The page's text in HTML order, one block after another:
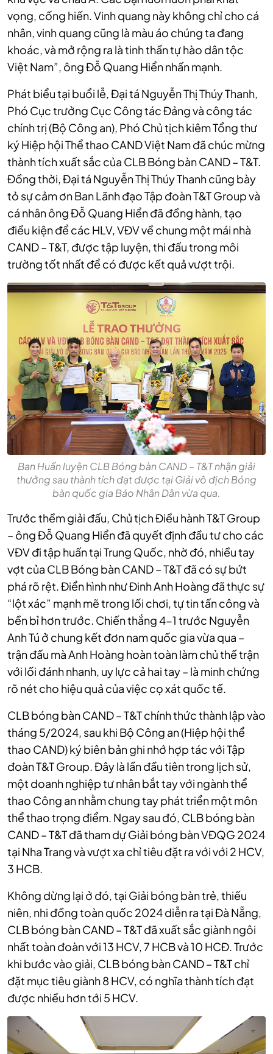
vọng, cống hiến. Vinh quang này không chỉ cho cá
nhân, vinh quang cũng là màu áo chúng ta đang
khoác, và mở rộng ra là tinh thần tự hào dân tộc
Việt Nam”, ông Đỗ Quang Hiển nhấn mạnh.
Phát biểu tại buổi lễ, Đại tá Nguyễn Thị Thúy Thanh,
Phó Cục trưởng Cục Công tác Đảng và công tác
chính trị (Bộ Công an), Phó Chủ tịch kiêm Tổng thư
ký Hiệp hội Thể thao CAND Việt Nam đã chúc mừng
thành tích xuất sắc của CLB Bóng bàn CAND – T&T.
Đồng thời, Đại tá Nguyễn Thị Thúy Thanh cũng bày
tỏ sự cảm ơn Ban Lãnh đạo Tập đoàn T&T Group và
cá nhân ông Đỗ Quang Hiển đã đồng hành, tạo
điều kiện để các HLV, VĐV về chung một mái nhà
CAND – T&T, được tập luyện, thi đấu trong môi
trường tốt nhất để có được kết quả vượt trội.
Ban Huấn luyện CLB Bóng bàn CAND – T&T nhận giải
thưởng sau thành tích đạt được tại Giải vô địch Bóng
bàn quốc gia Báo Nhân Dân vừa qua.
Trước thềm giải đấu, Chủ tịch Điều hành T&T Group
– ông Đỗ Quang Hiển đã quyết định đầu tư cho các
VĐV đi tập huấn tại Trung Quốc, nhờ đó, nhiều tay
vợt của CLB Bóng bàn CAND – T&T đã có sự bứt
phá rõ rệt. Điển hình như Đinh Anh Hoàng đã thực sự
“lột xác” mạnh mẽ trong lối chơi, tự tin tấn công và
bền bỉ hơn trước. Chiến thắng 4-1 trước Nguyễn
Anh Tú ở chung kết đơn nam quốc gia vừa qua –
trận đấu mà Anh Hoàng hoàn toàn làm chủ thế trận
với lối đánh nhanh, uy lực cả hai tay – là minh chứng
rõ nét cho hiệu quả của việc cọ xát quốc tế.
CLB bóng bàn CAND – T&T chính thức thành lập vào
tháng 5/2024, sau khi Bộ Công an (Hiệp hội thể
thao CAND) ký biên bản ghi nhớ hợp tác với Tập
đoàn T&T Group. Đây là lần đầu tiên trong lịch sử,
một doanh nghiệp tư nhân bắt tay với ngành thể
thao Công an nhằm chung tay phát triển một môn
thể thao trọng điểm. Ngay sau đó, CLB bóng bàn
CAND – T&T đã tham dự Giải bóng bàn VĐQG 2024
tại Nha Trang và vượt xa chỉ tiêu đặt ra với với 2 HCV,
3 HCB.
Không dừng lại ở đó, tại Giải bóng bàn trẻ, thiếu
niên, nhi đồng toàn quốc 2024 diễn ra tại Đà Nẵng,
CLB bóng bàn CAND – T&T đã xuất sắc giành ngôi
nhất toàn đoàn với 13 HCV, 7 HCB và 10 HCĐ. Trước
khi bước vào giải, CLB bóng bàn CAND – T&T chỉ
đặt mục tiêu giành 8 HCV, có nghĩa thành tích đạt
được nhiều hơn tới 5 HCV.